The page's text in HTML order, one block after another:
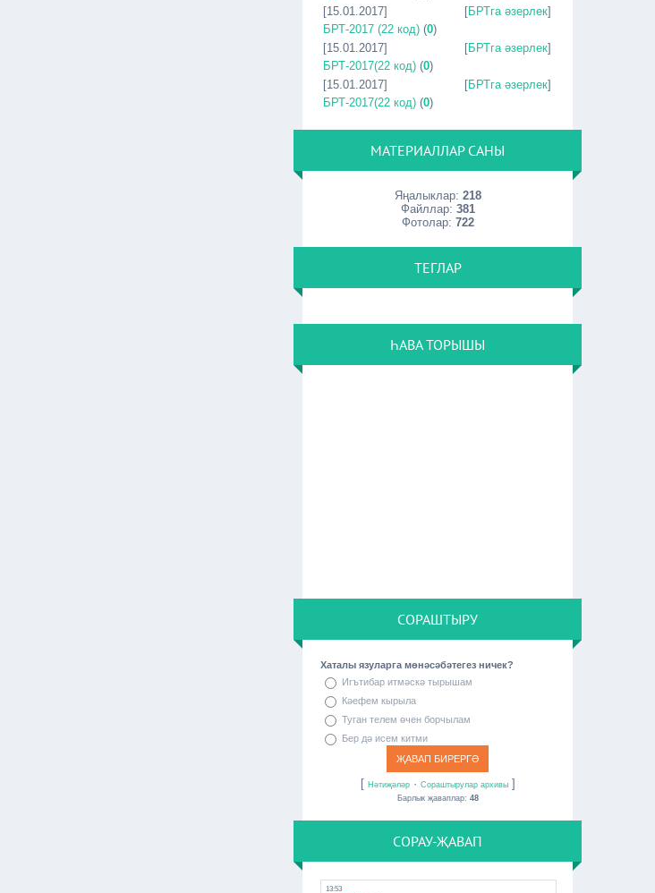
[15.01.2017]
[БРТга әзерлек]
БРТ-2017 (22 код) (0)
[15.01.2017]
[БРТга әзерлек]
БРТ-2017(22 код) (0)
[15.01.2017]
[БРТга әзерлек]
БРТ-2017(22 код) (0)
МАТЕРИАЛЛАР САНЫ
Яңалыклар: 218
Файллар: 381
Фотолар: 722
ТЕГЛАР
ҺАВА ТОРЫШЫ
СОРАШТЫРУ
Хаталы язуларга мөнәсәбәтегез ничек?
Игътибар итмәскә тырышам
Кәефем кырыла
Туган телем өчен борчылам
Бер дә исем китми
[ Нәтиҗәләр· Сораштырулар архивы]
Барлык җаваплар: 48
СОРАУ-ҖАВАП